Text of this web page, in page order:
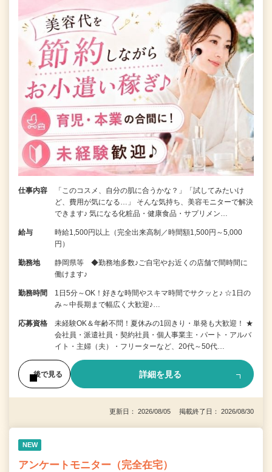
仕事内容
「このコスメ、自分の肌に合うかな？」「試してみたいけ
ど、費用が気になる…」 そんな気持ち、美容モニターで解決
できます♪ 気になる化粧品・健康食品・サプリメン…
給与
時給1,500円以上（完全出来高制／時間額1,500円～5,000
円）
勤務地
静岡県等 ◆勤務地多数♪ご自宅やお近くの店舗で間時間に
働けます♪
勤務時間
1日5分～OK！好きな時間やスキマ時間でサクッと♪ ☆1日の
み～中長期まで幅広く大歓迎♪…
応募資格
未経験OK＆年齢不問！夏休みの1回きり・単発も大歓迎！ ★
会社員・派遣社員・契約社員・個人事業主・パート・アルバ
イト・主婦（夫）・フリーターなど、20代～50代…
後で見る 詳細を見る
更新日： 2026/08/05 掲載終了日： 2026/08/30
NEW
アンケートモニター（完全在宅）